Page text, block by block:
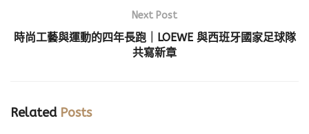
Next Post
時尚工藝與運動的四年長跑｜LOEWE 與西班牙國家足球隊
共寫新章
RelatedPosts